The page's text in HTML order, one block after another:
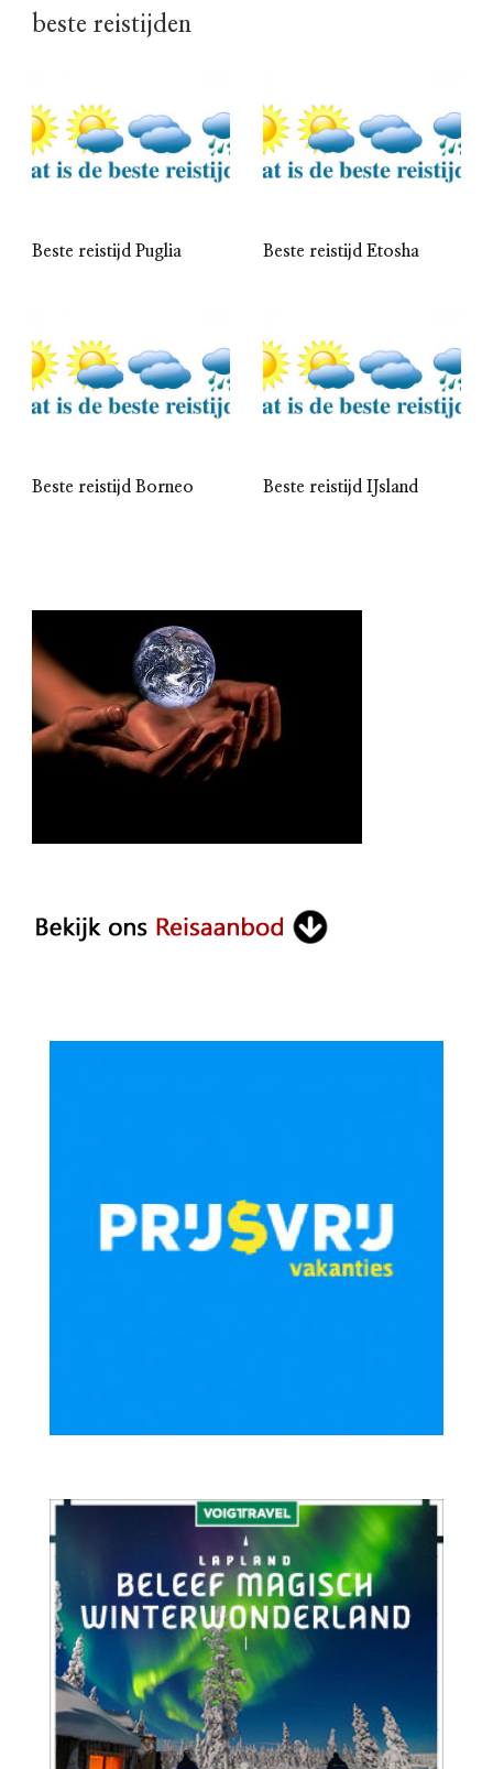
beste reistijden
Beste reistijd Puglia Beste reistijd Etosha
Beste reistijd Borneo Beste reistijd IJsland